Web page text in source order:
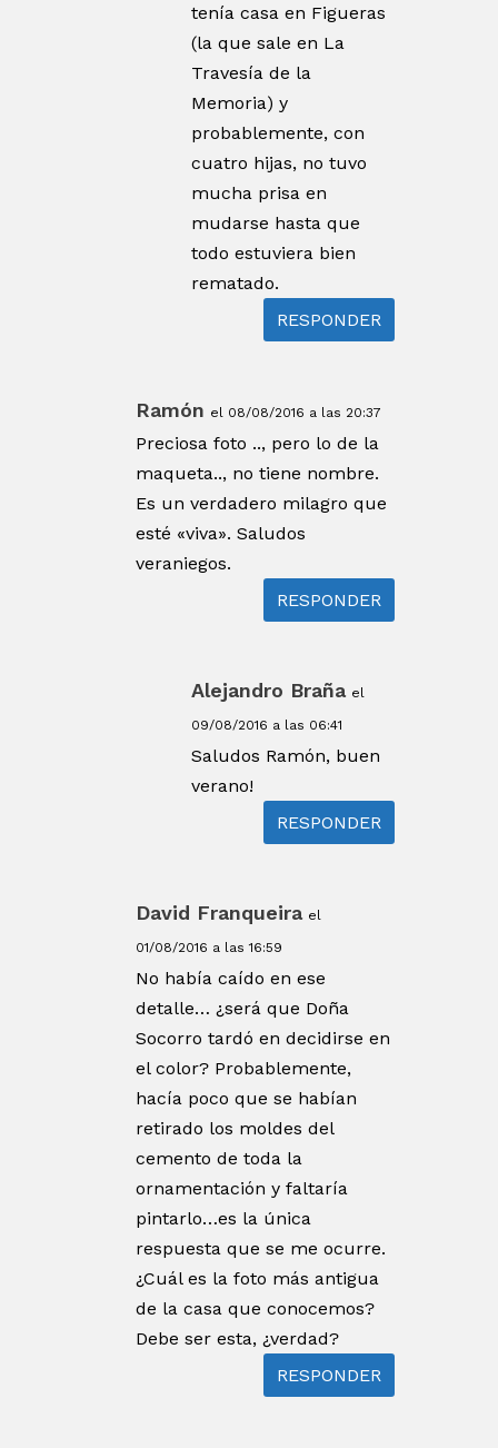
tenía casa en Figueras
(la que sale en La
Travesía de la
Memoria) y
probablemente, con
cuatro hijas, no tuvo
mucha prisa en
mudarse hasta que
todo estuviera bien
rematado.
RESPONDER
Ramón el 08/08/2016 a las 20:37
Preciosa foto .., pero lo de la
maqueta.., no tiene nombre.
Es un verdadero milagro que
esté «viva». Saludos
veraniegos.
RESPONDER
Alejandro Braña el
09/08/2016 a las 06:41
Saludos Ramón, buen
verano!
RESPONDER
David Franqueira el
01/08/2016 a las 16:59
No había caído en ese
detalle… ¿será que Doña
Socorro tardó en decidirse en
el color? Probablemente,
hacía poco que se habían
retirado los moldes del
cemento de toda la
ornamentación y faltaría
pintarlo…es la única
respuesta que se me ocurre.
¿Cuál es la foto más antigua
de la casa que conocemos?
Debe ser esta, ¿verdad?
RESPONDER